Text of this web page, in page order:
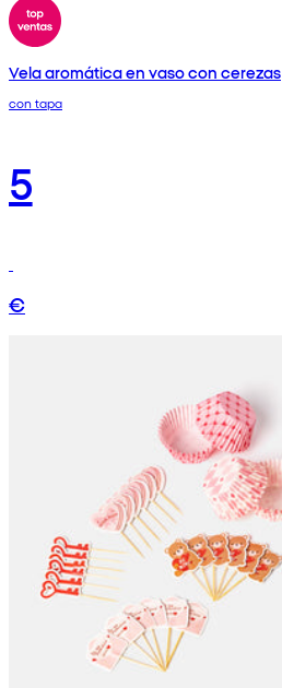
Vela aromática en vaso con cerezas
con tapa
5
€